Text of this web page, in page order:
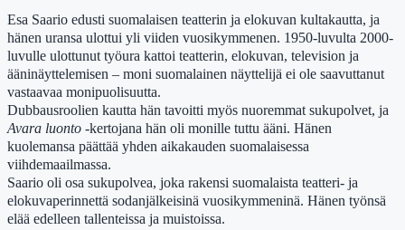
Esa Saario edusti suomalaisen teatterin ja elokuvan kultakautta, ja
hänen uransa ulottui yli viiden vuosikymmenen. 1950-luvulta 2000-
luvulle ulottunut työura kattoi teatterin, elokuvan, television ja
ääninäyttelemisen – moni suomalainen näyttelijä ei ole saavuttanut
vastaavaa monipuolisuutta.
Dubbausroolien kautta hän tavoitti myös nuoremmat sukupolvet, ja
Avara luonto -kertojana hän oli monille tuttu ääni. Hänen
kuolemansa päättää yhden aikakauden suomalaisessa
viihdemaailmassa.
Saario oli osa sukupolvea, joka rakensi suomalaista teatteri- ja
elokuvaperinnettä sodanjälkeisinä vuosikymmeninä. Hänen työnsä
elää edelleen tallenteissa ja muistoissa.